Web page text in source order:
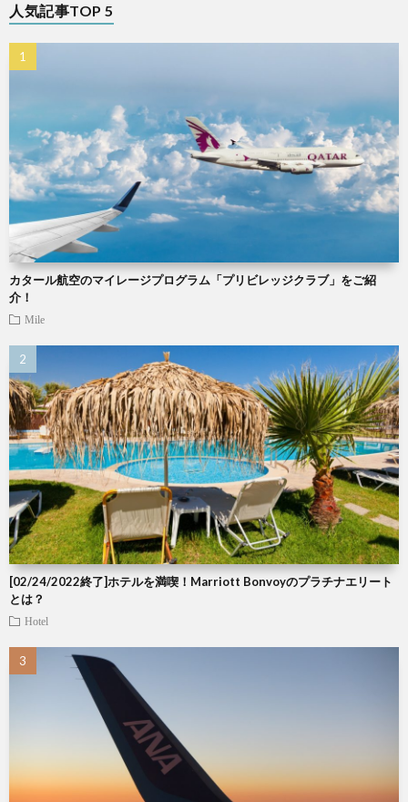
人気記事TOP 5
カタール航空のマイレージプログラム「プリビレッジクラブ」をご紹
介！
Mile
[02/24/2022終了]ホテルを満喫！Marriott Bonvoyのプラチナエリート
とは？
Hotel